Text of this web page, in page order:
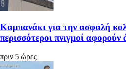
Καμπανάκι για την ασφαλή
περισσότεροι πνιγμοί
πριν 5 ώρες